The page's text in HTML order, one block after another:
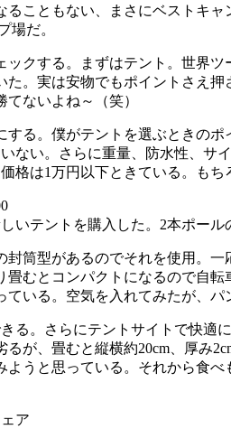
ることもない、まさにベストキ
場だ。
ックする。まずはテント。世界
た。実は安物でもポイントさえ
てないよね～（笑）
する。僕がテントを選ぶときの
ない。さらに重量、防水性、
格は1万円以下ときている。も
いテントを購入した。2本ポー
封筒型があるのでそれを使用。
畳むとコンパクトになるので自
いる。空気を入れてみたが、パ
る。さらにテントサイトで快
が、畳むと縦横約20cm、厚み
ようと思っている。それから食